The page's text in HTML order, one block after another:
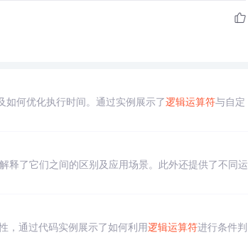
何优化执行时间。通过实例展示了逻辑运算符与自定
释了它们之间的区别及应用场景。此外还提供了不同运
，通过代码实例展示了如何利用逻辑运算符进行条件判